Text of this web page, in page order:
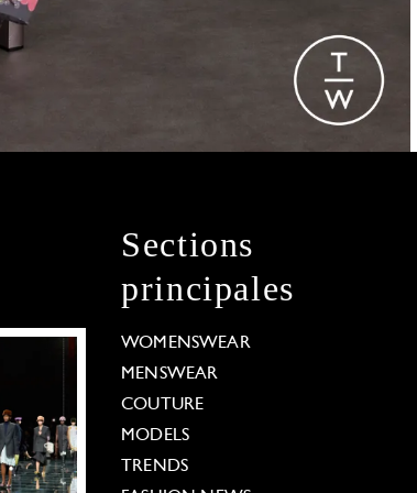
Sections
principales
WOMENSWEAR
MENSWEAR
COUTURE
MODELS
TRENDS